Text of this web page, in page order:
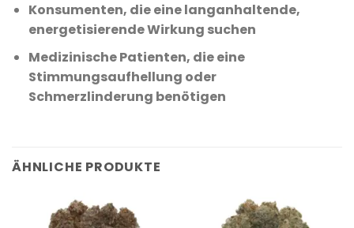
Konsumenten, die eine langanhaltende,
energetisierende Wirkung suchen
Medizinische Patienten, die eine
Stimmungsaufhellung oder
Schmerzlinderung benötigen
ÄHNLICHE PRODUKTE